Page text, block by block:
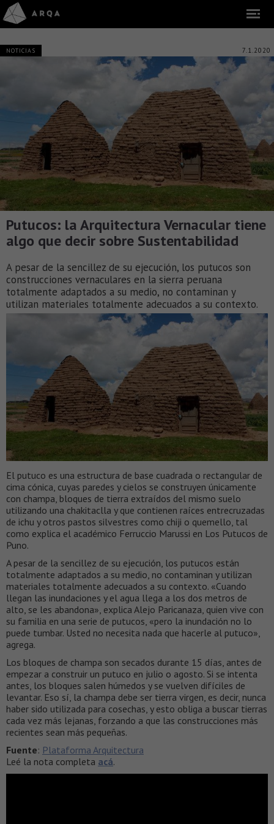
NOTICIAS 7.1.2020
Putucos: la Arquitectura Vernacular tiene
algo que decir sobre Sustentabilidad
A pesar de la sencillez de su ejecución, los putucos son
construcciones vernaculares en la sierra peruana
totalmente adaptados a su medio, no contaminan y
utilizan materiales totalmente adecuados a su contexto.
El putuco es una estructura de base cuadrada o rectangular de
cima cónica, cuyas paredes y cielos se construyen únicamente
con champa, bloques de tierra extraídos del mismo suelo
utilizando una chakitaclla y que contienen raíces entrecruzadas
de ichu y otros pastos silvestres como chiji o quemello, tal
como explica el académico Ferruccio Marussi en Los Putucos de
Puno.
A pesar de la sencillez de su ejecución, los putucos están
totalmente adaptados a su medio, no contaminan y utilizan
materiales totalmente adecuados a su contexto. «Cuando
llegan las inundaciones y el agua llega a los dos metros de
alto, se les abandona», explica Alejo Paricanaza, quien vive con
su familia en una serie de putucos, «pero la inundación no lo
puede tumbar. Usted no necesita nada que hacerle al putuco»,
agrega.
Los bloques de champa son secados durante 15 días, antes de
empezar a construir un putuco en julio o agosto. Si se intenta
antes, los bloques salen húmedos y se vuelven difíciles de
levantar. Eso sí, la champa debe ser tierra virgen, es decir, nunca
haber sido utilizada para cosechas, y esto obliga a buscar tierras
cada vez más lejanas, forzando a que las construcciones más
recientes sean más pequeñas.
Fuente: Plataforma Arquitectura
Leé la nota completa acá.